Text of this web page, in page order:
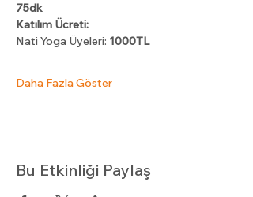
75dk
Katılım Ücreti:
Nati Yoga Üyeleri: 1000TL
Daha Fazla Göster
Bu Etkinliği Paylaş